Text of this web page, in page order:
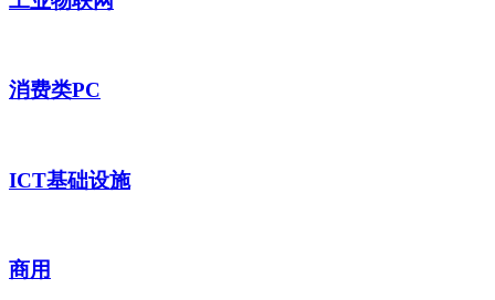
消费类PC
ICT基础设施
商用